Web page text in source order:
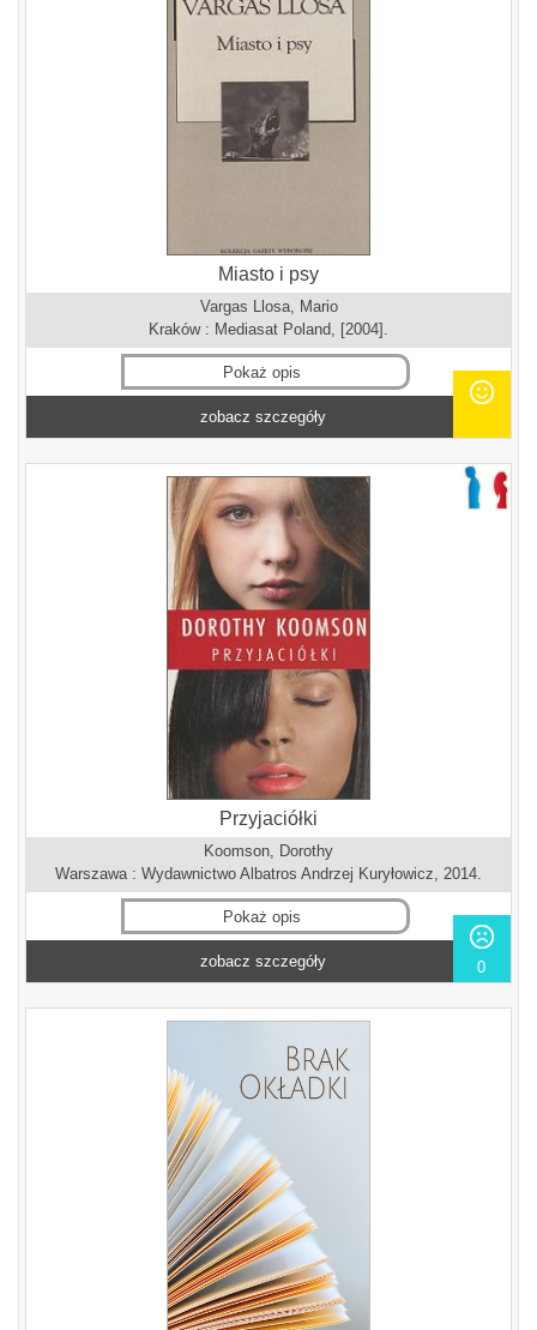
Miasto i psy
Vargas Llosa, Mario
Kraków : Mediasat Poland, [2004].
Pokaż opis
zobacz szczegóły
Przyjaciółki
Koomson, Dorothy
Warszawa : Wydawnictwo Albatros Andrzej Kuryłowicz, 2014.
Pokaż opis
0
zobacz szczegóły